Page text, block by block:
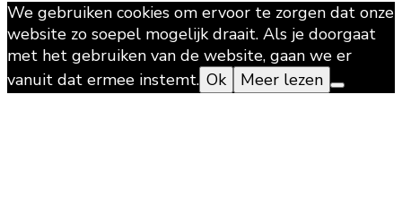
We gebruiken cookies om ervoor te zorgen dat onze
website zo soepel mogelijk draait. Als je doorgaat
met het gebruiken van de website, gaan we er
vanuit dat ermee instemt. Ok Meer lezen